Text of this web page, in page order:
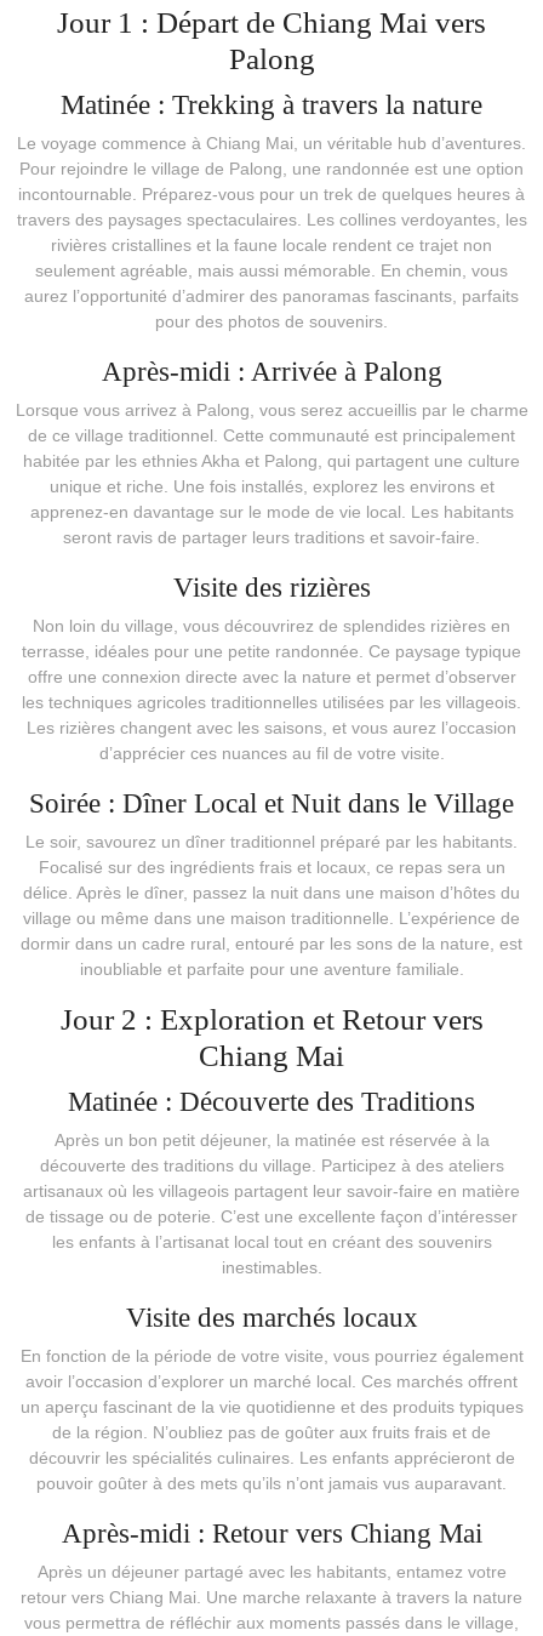
Jour 1 : Départ de Chiang Mai vers
Palong
Matinée : Trekking à travers la nature
Le voyage commence à Chiang Mai, un véritable hub d’aventures.
Pour rejoindre le village de Palong, une randonnée est une option
incontournable. Préparez-vous pour un trek de quelques heures à
travers des paysages spectaculaires. Les collines verdoyantes, les
rivières cristallines et la faune locale rendent ce trajet non
seulement agréable, mais aussi mémorable. En chemin, vous
aurez l’opportunité d’admirer des panoramas fascinants, parfaits
pour des photos de souvenirs.
Après-midi : Arrivée à Palong
Lorsque vous arrivez à Palong, vous serez accueillis par le charme
de ce village traditionnel. Cette communauté est principalement
habitée par les ethnies Akha et Palong, qui partagent une culture
unique et riche. Une fois installés, explorez les environs et
apprenez-en davantage sur le mode de vie local. Les habitants
seront ravis de partager leurs traditions et savoir-faire.
Visite des rizières
Non loin du village, vous découvrirez de splendides rizières en
terrasse, idéales pour une petite randonnée. Ce paysage typique
offre une connexion directe avec la nature et permet d’observer
les techniques agricoles traditionnelles utilisées par les villageois.
Les rizières changent avec les saisons, et vous aurez l’occasion
d’apprécier ces nuances au fil de votre visite.
Soirée : Dîner Local et Nuit dans le Village
Le soir, savourez un dîner traditionnel préparé par les habitants.
Focalisé sur des ingrédients frais et locaux, ce repas sera un
délice. Après le dîner, passez la nuit dans une maison d’hôtes du
village ou même dans une maison traditionnelle. L’expérience de
dormir dans un cadre rural, entouré par les sons de la nature, est
inoubliable et parfaite pour une aventure familiale.
Jour 2 : Exploration et Retour vers
Chiang Mai
Matinée : Découverte des Traditions
Après un bon petit déjeuner, la matinée est réservée à la
découverte des traditions du village. Participez à des ateliers
artisanaux où les villageois partagent leur savoir-faire en matière
de tissage ou de poterie. C’est une excellente façon d’intéresser
les enfants à l’artisanat local tout en créant des souvenirs
inestimables.
Visite des marchés locaux
En fonction de la période de votre visite, vous pourriez également
avoir l’occasion d’explorer un marché local. Ces marchés offrent
un aperçu fascinant de la vie quotidienne et des produits typiques
de la région. N’oubliez pas de goûter aux fruits frais et de
découvrir les spécialités culinaires. Les enfants apprécieront de
pouvoir goûter à des mets qu’ils n’ont jamais vus auparavant.
Après-midi : Retour vers Chiang Mai
Après un déjeuner partagé avec les habitants, entamez votre
retour vers Chiang Mai. Une marche relaxante à travers la nature
vous permettra de réfléchir aux moments passés dans le village,